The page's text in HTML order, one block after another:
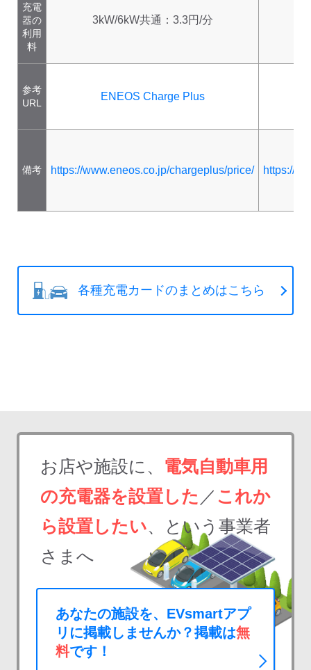
充電
器の
利用
料
3kW/6kW共通：3.3円/分
参考
URL
ENEOS Charge Plus
備考 https://www.eneos.co.jp/chargeplus/price/ https://
各種充電カードのまとめはこちら
お店や施設に、 電気自動車用
の充電器を設置した ／ これか
ら設置したい、という事業者
さまへ
あなたの施設を、EVsmartアプ
リに掲載しませんか？掲載は無
料です！